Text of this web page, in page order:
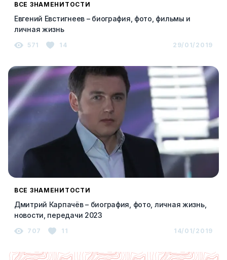
ВСЕ ЗНАМЕНИТОСТИ
Евгений Евстигнеев – биография, фото, фильмы и
личная жизнь
571 14 29/01/2019
ВСЕ ЗНАМЕНИТОСТИ
Дмитрий Карпачёв – биография, фото, личная жизнь,
новости, передачи 2023
707 11 14/01/2019